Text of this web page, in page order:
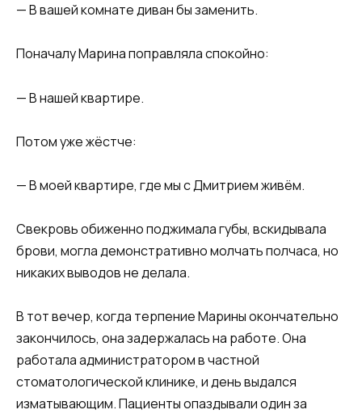
— В вашей комнате диван бы заменить.
Поначалу Марина поправляла спокойно:
— В нашей квартире.
Потом уже жёстче:
— В моей квартире, где мы с Дмитрием живём.
Свекровь обиженно поджимала губы, вскидывала
брови, могла демонстративно молчать полчаса, но
никаких выводов не делала.
В тот вечер, когда терпение Марины окончательно
закончилось, она задержалась на работе. Она
работала администратором в частной
стоматологической клинике, и день выдался
изматывающим. Пациенты опаздывали один за